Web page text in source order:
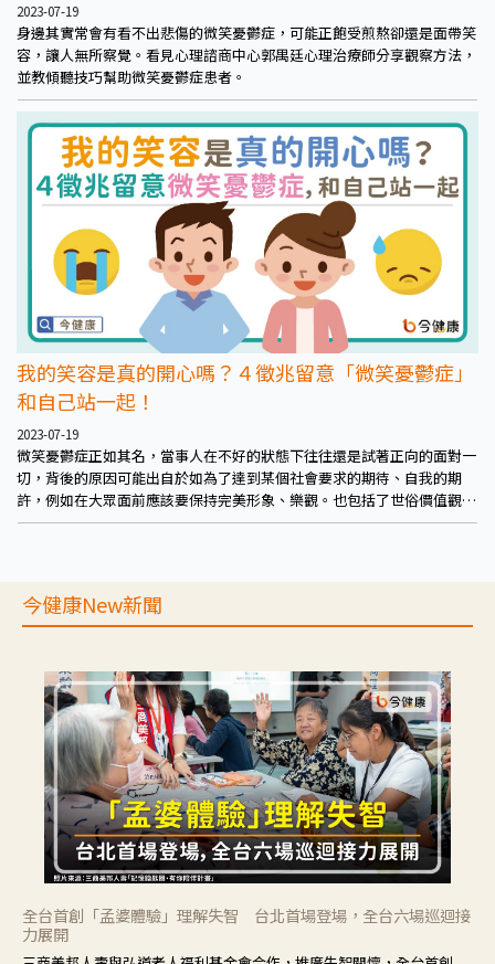
2023-07-19
身邊其實常會有看不出悲傷的微笑憂鬱症，可能正飽受煎熬卻還是面帶笑
容，讓人無所察覺。看見心理諮商中心郭禺廷心理治療師分享觀察方法，
並教傾聽技巧幫助微笑憂鬱症患者。
我的笑容是真的開心嗎？４徵兆留意「微笑憂鬱症」
和自己站一起！
2023-07-19
微笑憂鬱症正如其名，當事人在不好的狀態下往往還是試著正向的面對一
切，背後的原因可能出自於如為了達到某個社會要求的期待、自我的期
許，例如在大眾面前應該要保持完美形象、樂觀。也包括了世俗價值觀的
影響，例如男兒有淚不輕彈、一家之主或較年長者要做為某關係的支柱。
今健康New新聞
全台首創「孟婆體驗」理解失智 台北首場登場，全台六場巡迴接
力展開